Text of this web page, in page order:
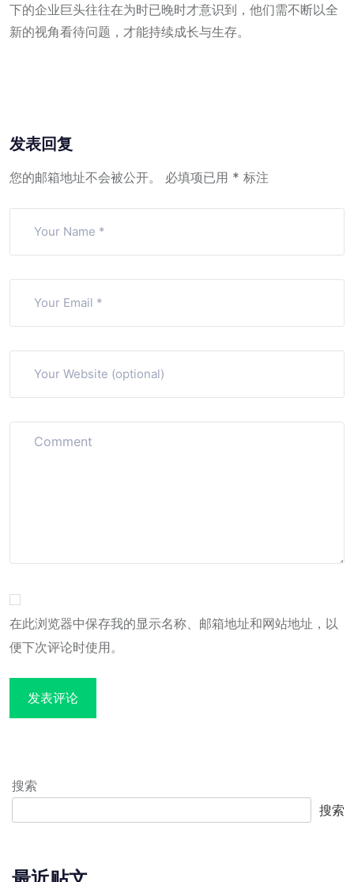
下的企业巨头往往在为时已晚时才意识到，他们需不断以全
新的视角看待问题，才能持续成长与生存。
发表回复
您的邮箱地址不会被公开。 必填项已用 * 标注
在此浏览器中保存我的显示名称、邮箱地址和网站地址，以
便下次评论时使用。
搜索
搜索